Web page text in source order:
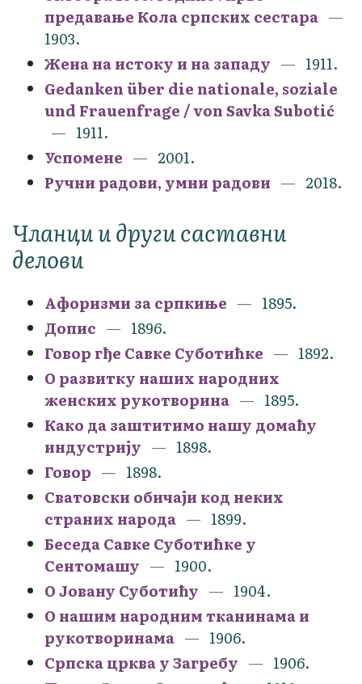
предавање Кола српских сестара
1903.
Жена на истоку и на западу
1911.
Gedanken über die nationale, soziale
und Frauenfrage / von Savka Subotić
1911.
Успомене
2001.
Ручни радови, умни радови
2018.
Чланци и други саставни
делови
Афоризми за српкиње
1895.
Допис
1896.
Говор гђе Савке Суботићке
1892.
О развитку наших народних
женских рукотворина
1895.
Како да заштитимо нашу домаћу
индустрију
1898.
Говор
1898.
Сватовски обичаји код неких
страних народа
1899.
Беседа Савке Суботићке у
Сентомашу
1900.
О Јовану Суботићу
1904.
О нашим народним тканинама и
рукотворинама
1906.
Српска црква у Загребу
1906.